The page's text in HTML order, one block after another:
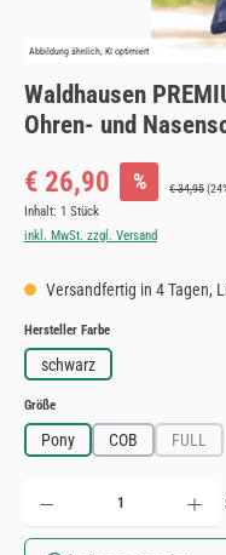
Abbildung ähnlich, KI optimiert
Waldhausen
Ohren- und
Verkaufspreis:
€ 26,90 % Regulärer
€ 34,95
Inhalt: 1 Stück
inkl. MwSt. zzgl. Versand
Versandfertig in 4 Tagen,
Hersteller Farbeauswählen
schwarz
Größeauswählen
Pony COB FULL
Produkt Anzahl: Gib den